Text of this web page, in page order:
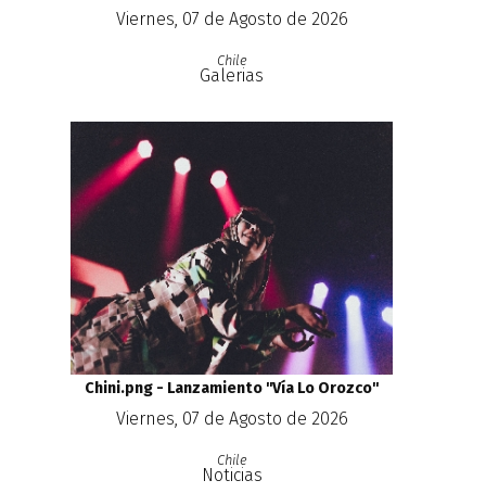
Viernes, 07 de Agosto de 2026
Chile
Galerias
Chini.png - Lanzamiento ''Vía Lo Orozco''
Viernes, 07 de Agosto de 2026
Chile
Noticias